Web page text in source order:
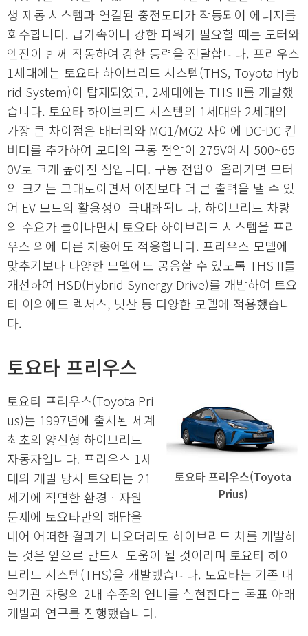
생 제동 시스템과 연결된 충전모터가 작동되어 에너지를
회수합니다. 급가속이나 강한 파워가 필요할 때는 모터와
엔진이 함께 작동하여 강한 동력을 전달합니다. 프리우스
1세대에는 토요타 하이브리드 시스템(THS, Toyota Hyb
rid System)이 탑재되었고, 2세대에는 THS II를 개발했
습니다. 토요타 하이브리드 시스템의 1세대와 2세대의
가장 큰 차이점은 배터리와 MG1/MG2 사이에 DC-DC 컨
버터를 추가하여 모터의 구동 전압이 275V에서 500~65
0V로 크게 높아진 점입니다. 구동 전압이 올라가면 모터
의 크기는 그대로이면서 이전보다 더 큰 출력을 낼 수 있
어 EV 모드의 활용성이 극대화됩니다. 하이브리드 차량
의 수요가 늘어나면서 토요타 하이브리드 시스템을 프리
우스 외에 다른 차종에도 적용합니다. 프리우스 모델에
맞추기보다 다양한 모델에도 공용할 수 있도록 THS II를
개선하여 HSD(Hybrid Synergy Drive)를 개발하여 토요
타 이외에도 렉서스, 닛산 등 다양한 모델에 적용했습니
다.
토요타 프리우스
토요타 프리우스(Toyota
Prius)
토요타 프리우스(Toyota Pri
us)는 1997년에 출시된 세계
최초의 양산형 하이브리드
자동차입니다. 프리우스 1세
대의 개발 당시 토요타는 21
세기에 직면한 환경ㆍ자원
문제에 토요타만의 해답을
내어 어떠한 결과가 나오더라도 하이브리드 차를 개발하
는 것은 앞으로 반드시 도움이 될 것이라며 토요타 하이
브리드 시스템(THS)을 개발했습니다. 토요타는 기존 내
연기관 차량의 2배 수준의 연비를 실현한다는 목표 아래
개발과 연구를 진행했습니다.